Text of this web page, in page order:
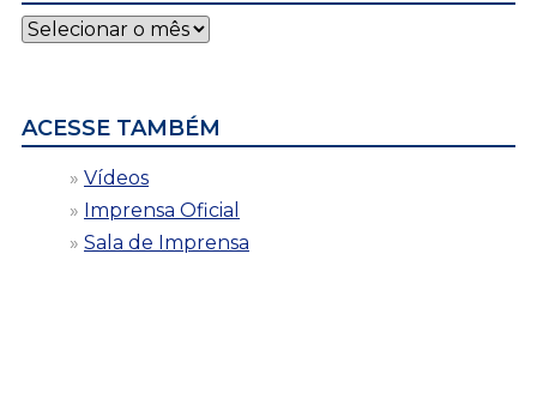
Notícias
por
ACESSE TAMBÉM
Vídeos
Imprensa Oficial
Sala de Imprensa